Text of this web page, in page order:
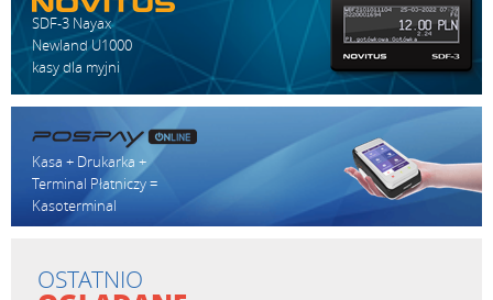
SDF-3 Nayax
Newland U1000
kasy dla myjni
Kasa + Drukarka +
Terminal Płatniczy =
Kasoterminal
OSTATNIO